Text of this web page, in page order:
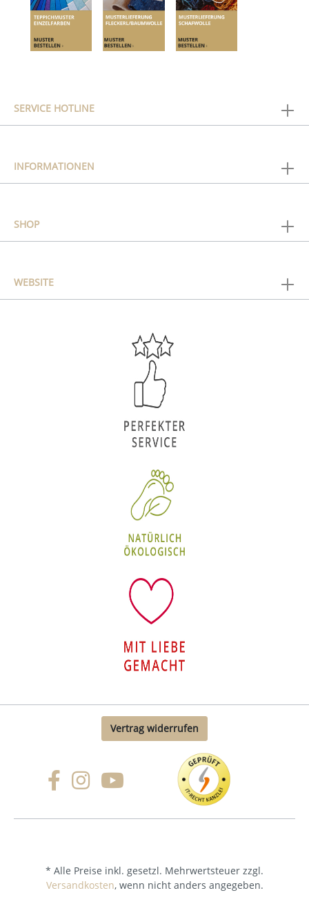
SERVICE HOTLINE
INFORMATIONEN
SHOP
WEBSITE
Vertrag widerrufen
* Alle Preise inkl. gesetzl. Mehrwertsteuer zzgl.
Versandkosten, wenn nicht anders angegeben.